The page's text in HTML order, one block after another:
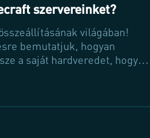
szervereinket?
világában!
bemutatjuk, hogyan
a saját hardveredet, hogy
küls? szolgáltatóktól!